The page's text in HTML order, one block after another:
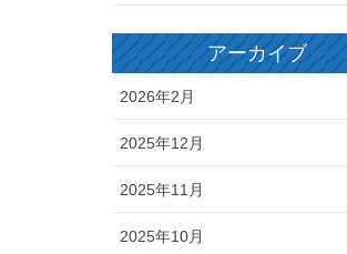
アーカイブ
2026年2月
2025年12月
2025年11月
2025年10月